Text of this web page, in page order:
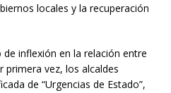
locales y la recuperación
inflexión en la relación entre
primera vez, los alcaldes
de “Urgencias de Estado”,